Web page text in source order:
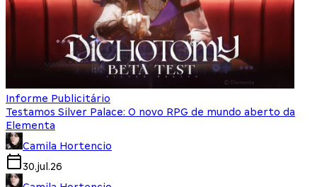
Informe Publicitário
Testamos Silver Palace: O novo RPG de mundo aberto da
Elementa
Camila Hortencio
30.jul.26